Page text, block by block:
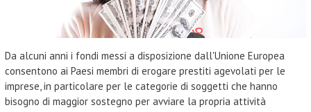
Da alcuni anni i fondi messi a disposizione dall'Unione Europea
consentono ai Paesi membri di erogare prestiti agevolati per le
imprese, in particolare per le categorie di soggetti che hanno
bisogno di maggior sostegno per avviare la propria attività